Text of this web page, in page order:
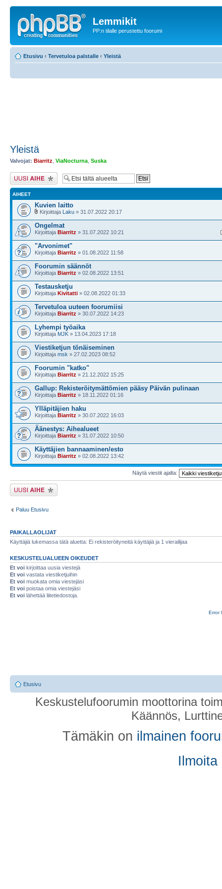
Lemmikit
PP:n tilalle perustettu foorumi
Etusivu ‹ Tervetuloa palstalle ‹ Yleistä
Yleistä
Valvojat: Biarritz ViaNocturna Suska
Lähetä uusi viesti
AIHEET
Kuvien laitto
Kirjoittaja Laku » 31.07.2022 20:17
Ongelmat
Kirjoittaja Biarritz » 31.07.2022 10:21
"Arvonimet"
Kirjoittaja Biarritz » 01.08.2022 11:58
Foorumin säännöt
Kirjoittaja Biarritz » 02.08.2022 13:51
Testausketju
Kirjoittaja Kivitatti » 02.08.2022 01:33
Tervetuloa uuteen foorumiisi
Kirjoittaja Biarritz » 30.07.2022 14:23
Lyhempi työaika
Kirjoittaja MJK » 13.04.2023 17:18
Viestiketjun tönäiseminen
Kirjoittaja msk » 27.02.2023 08:52
Foorumin "katko"
Kirjoittaja Biarritz » 21.12.2022 15:25
Gallup: Rekisteröitymättömien pääsy Päivän pulinaan
Kirjoittaja Biarritz » 18.11.2022 01:16
Ylläpitäjien haku
Kirjoittaja Biarritz » 30.07.2022 16:03
Äänestys: Aihealueet
Kirjoittaja Biarritz » 31.07.2022 10:50
Käyttäjien bannaaminen/esto
Kirjoittaja Biarritz » 02.08.2022 13:42
Näytä viestit ajalta:
Lähetä uusi viesti
Paluu Etusivu
PAIKALLAOLIJAT
Käyttäjiä lukemassa tätä aluetta: Ei rekisteröityneitä käyttäjiä ja 1 vierailijaa
KESKUSTELUALUEEN OIKEUDET
Et voi kirjoittaa uusia viestejä
Et voi vastata viestiketjuihin
Et voi muokata omia viestejäsi
Et voi poistaa omia viestejäsi
Et voi lähettää liitetiedostoja.
Error
Etusivu
Keskustelufoorumin moottorina
Käännös,
Tämäkin on ilmainen